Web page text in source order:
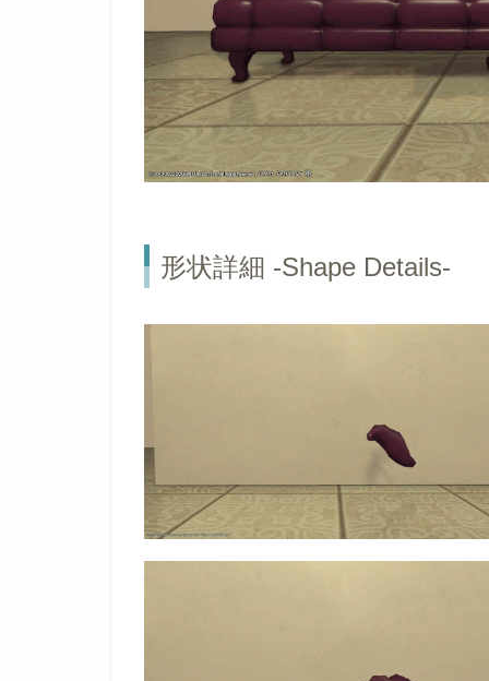
形状詳細 -Shape Details-